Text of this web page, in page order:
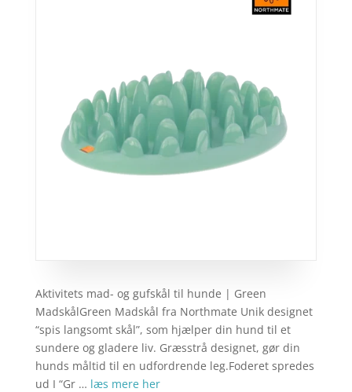
Aktivitets mad- og gufskål til hunde | Green
MadskålGreen Madskål fra Northmate Unik designet
“spis langsomt skål”, som hjælper din hund til et
sundere og gladere liv. Græsstrå designet, gør din
hunds måltid til en udfordrende leg.Foderet spredes
ud I “Gr … læs mere her